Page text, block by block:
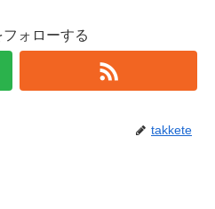
ォローする
takkete